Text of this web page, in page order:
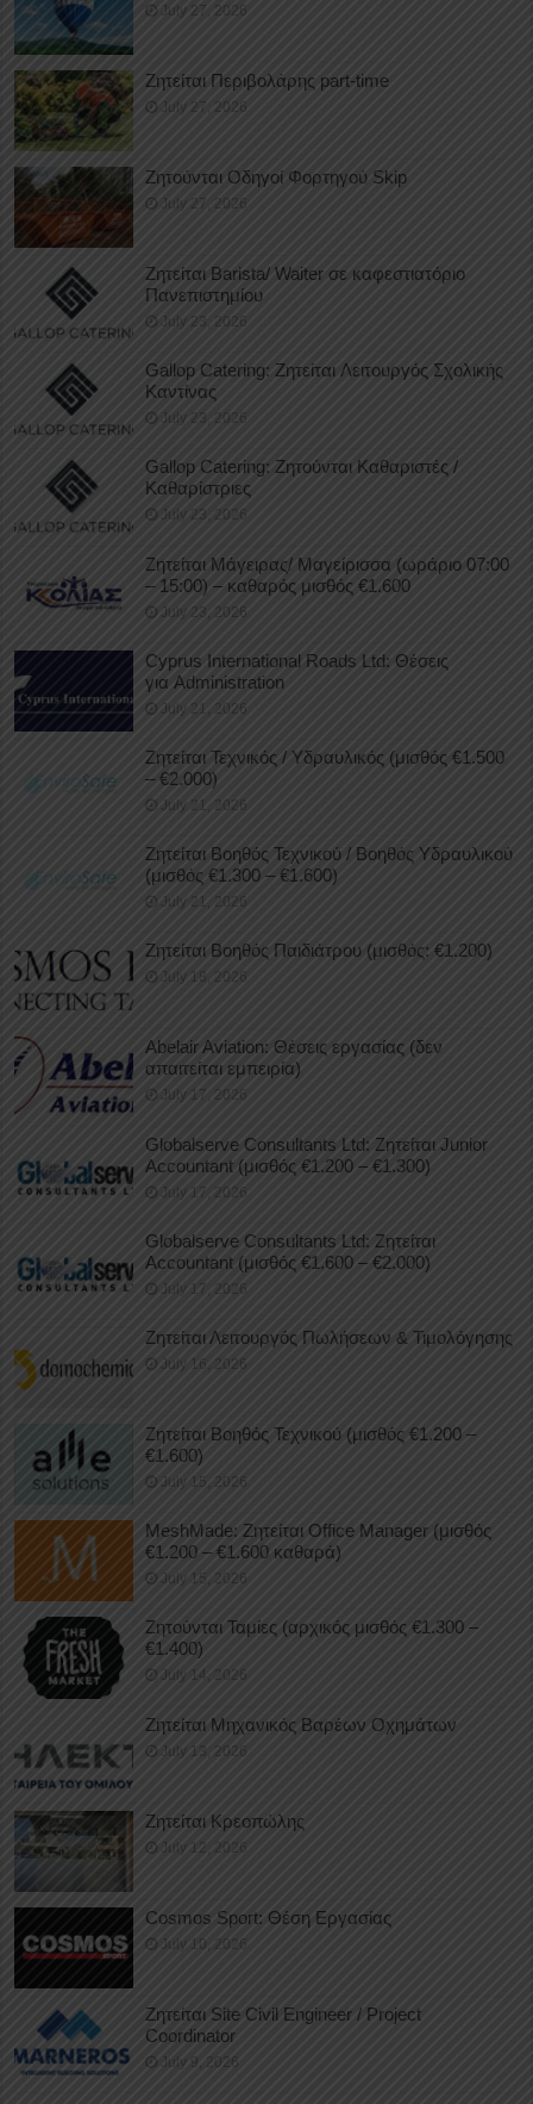
July 27, 2026
Ζητείται Περιβολάρης part-time
July 27, 2026
Ζητούνται Οδηγοί Φορτηγού Skip
July 27, 2026
Ζητείται Barista/ Waiter σε καφεστιατόριο
Πανεπιστημίου
July 23, 2026
Gallop Catering: Ζητείται Λειτουργός Σχολικής
Καντίνας
July 23, 2026
Gallop Catering: Ζητούνται Καθαριστές /
Καθαρίστριες
July 23, 2026
Ζητείται Μάγειρας/ Μαγείρισσα (ωράριο 07:00
– 15:00) – καθαρός μισθός €1.600
July 23, 2026
Cyprus International Roads Ltd: Θέσεις
για Administration
July 21, 2026
Ζητείται Τεχνικός / Υδραυλικός (μισθός €1.500
– €2.000)
July 21, 2026
Ζητείται Βοηθός Τεχνικού / Βοηθός Υδραυλικού
(μισθός €1.300 – €1.600)
July 21, 2026
Ζητείται Βοηθός Παιδιάτρου (μισθός: €1.200)
July 18, 2026
Abelair Aviation: Θέσεις εργασίας (δεν
απαιτείται εμπειρία)
July 17, 2026
Globalserve Consultants Ltd: Ζητείται Junior
Accountant (μισθός €1.200 – €1.300)
July 17, 2026
Globalserve Consultants Ltd: Ζητείται
Accountant (μισθός €1.600 – €2.000)
July 17, 2026
Ζητείται Λειτουργός Πωλήσεων & Τιμολόγησης
July 16, 2026
Ζητείται Βοηθός Τεχνικού (μισθός €1.200 –
€1.600)
July 15, 2026
MeshMade: Ζητείται Office Manager (μισθός
€1.200 – €1.600 καθαρά)
July 15, 2026
Ζητούνται Ταμίες (αρχικός μισθός €1.300 –
€1.400)
July 14, 2026
Ζητείται Μηχανικός Βαρέων Οχημάτων
July 13, 2026
Ζητείται Κρεοπώλης
July 12, 2026
Cosmos Sport: Θέση Εργασίας
July 10, 2026
Ζητείται Site Civil Engineer / Project
Coordinator
July 9, 2026